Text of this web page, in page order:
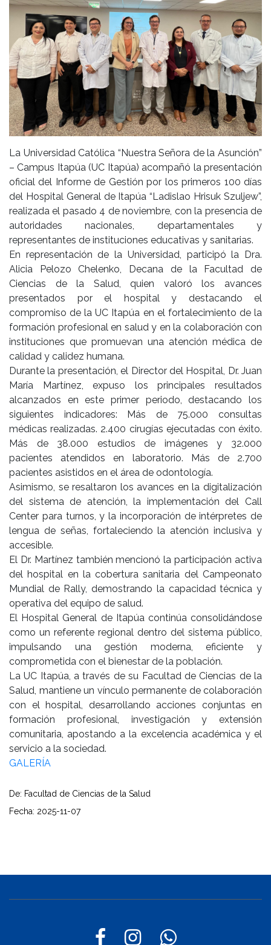
La Universidad Católica “Nuestra Señora de la Asunción”
– Campus Itapúa (UC Itapúa) acompañó la presentación
oficial del Informe de Gestión por los primeros 100 días
del Hospital General de Itapúa “Ladislao Hrisuk Szuljew”,
realizada el pasado 4 de noviembre, con la presencia de
autoridades nacionales, departamentales y
representantes de instituciones educativas y sanitarias.
En representación de la Universidad, participó la Dra.
Alicia Pelozo Chelenko, Decana de la Facultad de
Ciencias de la Salud, quien valoró los avances
presentados por el hospital y destacando el
compromiso de la UC Itapúa en el fortalecimiento de la
formación profesional en salud y en la colaboración con
instituciones que promuevan una atención médica de
calidad y calidez humana.
Durante la presentación, el Director del Hospital, Dr. Juan
María Martínez, expuso los principales resultados
alcanzados en este primer periodo, destacando los
siguientes indicadores: Más de 75.000 consultas
médicas realizadas. 2.400 cirugías ejecutadas con éxito.
Más de 38.000 estudios de imágenes y 32.000
pacientes atendidos en laboratorio. Más de 2.700
pacientes asistidos en el área de odontología.
Asimismo, se resaltaron los avances en la digitalización
del sistema de atención, la implementación del Call
Center para turnos, y la incorporación de intérpretes de
lengua de señas, fortaleciendo la atención inclusiva y
accesible.
El Dr. Martínez también mencionó la participación activa
del hospital en la cobertura sanitaria del Campeonato
Mundial de Rally, demostrando la capacidad técnica y
operativa del equipo de salud.
El Hospital General de Itapúa continúa consolidándose
como un referente regional dentro del sistema público,
impulsando una gestión moderna, eficiente y
comprometida con el bienestar de la población.
La UC Itapúa, a través de su Facultad de Ciencias de la
Salud, mantiene un vínculo permanente de colaboración
con el hospital, desarrollando acciones conjuntas en
formación profesional, investigación y extensión
comunitaria, apostando a la excelencia académica y el
servicio a la sociedad.
GALERÍA
De: Facultad de Ciencias de la Salud
Fecha: 2025-11-07